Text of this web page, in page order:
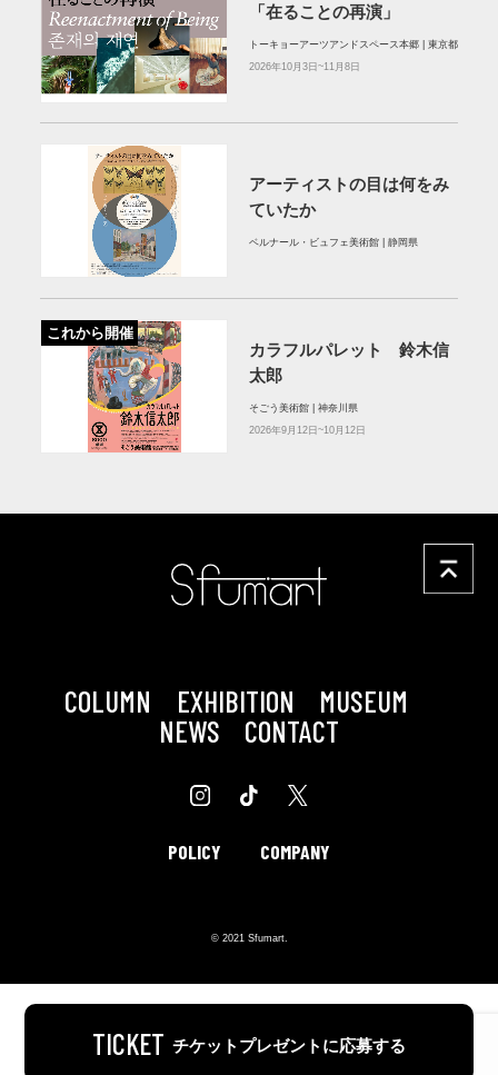
TICKET チケットプレゼントに応募する
「在ることの再演」
トーキョーアーツアンドスペース本郷 | 東京都
2026年10月3日~11月8日
アーティストの目は何をみ
ていたか
ベルナール・ビュフェ美術館 | 静岡県
これから開催
カラフルパレット 鈴木信
太郎
そごう美術館 | 神奈川県
2026年9月12日~10月12日
COLUMN EXHIBITION
MUSEUM
NEWS
CONTACT
POLICY COMPANY
© 2021 Sfumart.